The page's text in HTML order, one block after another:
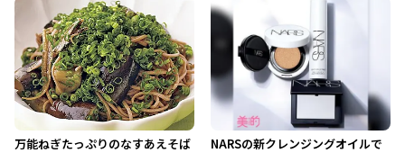
万能ねぎたっぷりのなすあえそば
NARSの新クレンジングオイルで